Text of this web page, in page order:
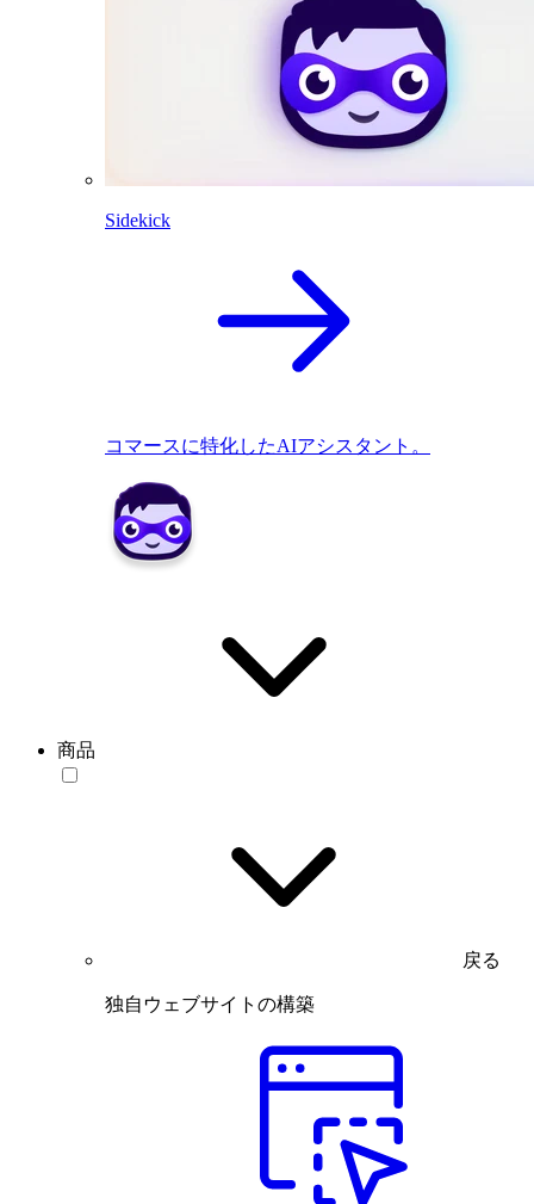
Sidekick
コマースに特化したAIアシスタント。
商品
戻る
独自ウェブサイトの構築